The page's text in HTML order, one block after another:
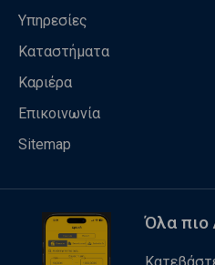
Υπηρεσίες
Καταστήματα
Καριέρα
Επικοινωνία
Sitemap
Όλα πιο